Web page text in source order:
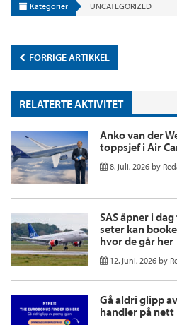
Kategorier UNCATEGORIZED
FORRIGE ARTIKKEL
RELATERTE AKTIVITET
Anko van der
toppsjef i Air
8. juli, 2026 by
SAS åpner i
seter kan
hvor de går her
12. juni, 2026 by
Gå aldri glipp
handler på nett